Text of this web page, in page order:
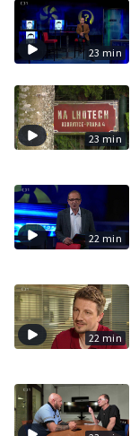
23 min
23 min
22 min
22 min